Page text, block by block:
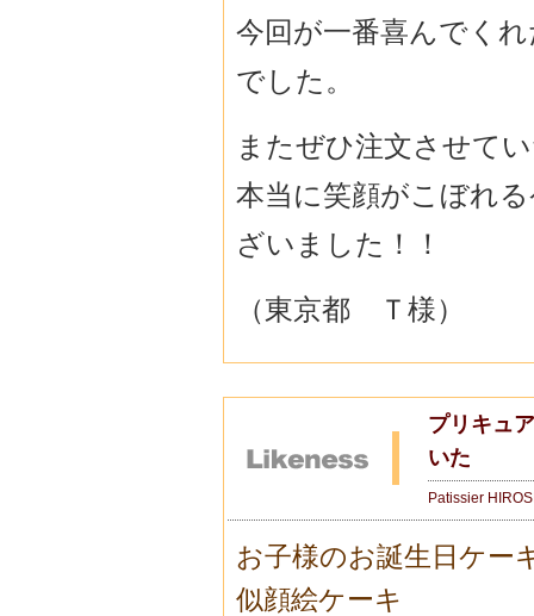
今回が一番喜んでく
でした。
またぜひ注文させて
本当に笑顔がこぼれ
ざいました！！
（東京都 Ｔ様）
プリキュ
いた
Patissier
お子様のお誕生日ケー
似顔絵ケーキ